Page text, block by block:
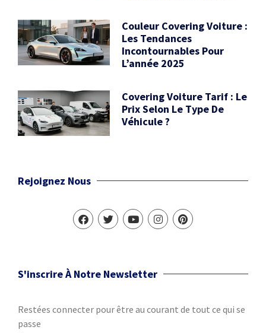
Couleur Covering Voiture :
Les Tendances
Incontournables Pour
L’année 2025
Covering Voiture Tarif : Le
Prix Selon Le Type De
Véhicule ?
Rejoignez Nous
S'inscrire À Notre Newsletter
Restées connecter pour être au courant de tout ce qui se
passe